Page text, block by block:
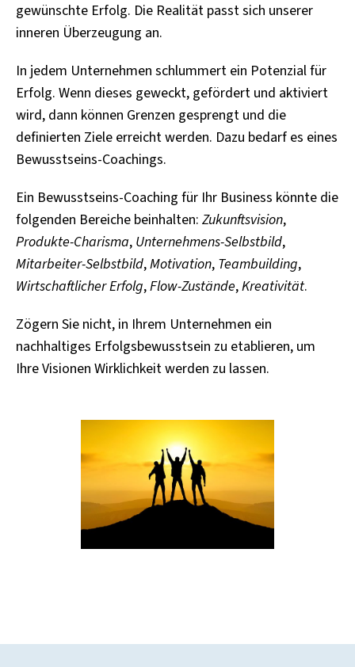
gewünschte Erfolg. Die Realität passt sich unserer
inneren Überzeugung an.
In jedem Unternehmen schlummert ein Potenzial für
Erfolg. Wenn dieses geweckt, gefördert und aktiviert
wird, dann können Grenzen gesprengt und die
definierten Ziele erreicht werden. Dazu bedarf es eines
Bewusstseins-Coachings.
Ein Bewusstseins-Coaching für Ihr Business könnte die
folgenden Bereiche beinhalten: Zukunftsvision,
Produkte-Charisma, Unternehmens-Selbstbild,
Mitarbeiter-Selbstbild,Motivation, Teambuilding,
Wirtschaftlicher Erfolg,Flow-Zustände,Kreativität.
Zögern Sie nicht, in Ihrem Unternehmen ein
nachhaltiges Erfolgsbewusstsein zu etablieren, um
Ihre Visionen Wirklichkeit werden zu lassen.